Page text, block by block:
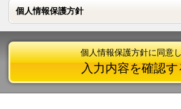
個人情報保護方針
個人情報保護方針
個人情報保護方針に同意
入力内容を確認す